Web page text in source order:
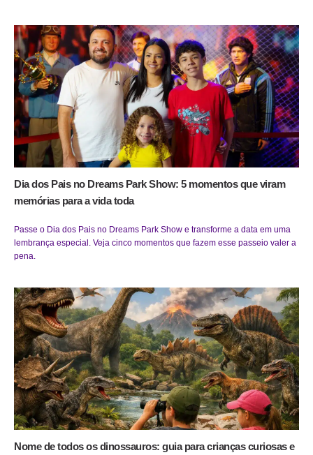
Dia dos Pais no Dreams Park Show: 5 momentos que viram
memórias para a vida toda
Passe o Dia dos Pais no Dreams Park Show e transforme a data em uma
lembrança especial. Veja cinco momentos que fazem esse passeio valer a
pena.
Nome de todos os dinossauros: guia para crianças curiosas e